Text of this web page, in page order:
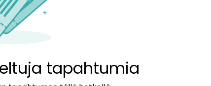
tapahtumia